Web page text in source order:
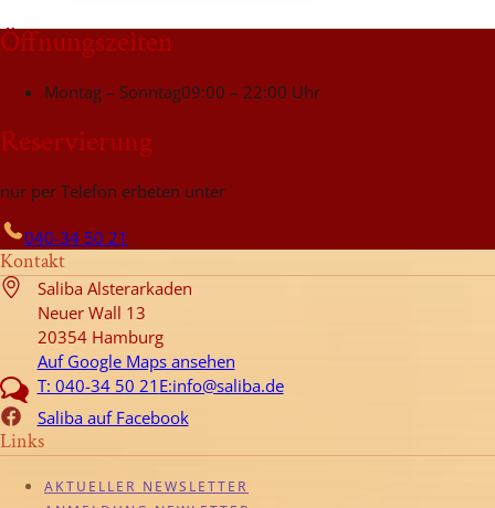
Öffnungszeiten
Montag – Sonntag09:00 – 22:00 Uhr
Reservierung
nur per Telefon erbeten unter
040-34 50 21
Kontakt
Saliba Alsterarkaden
Neuer Wall 13
20354 Hamburg
Auf Google Maps ansehen
T: 040-34 50 21 E:info@saliba.de
Saliba auf Facebook
Links
AKTUELLER NEWSLETTER